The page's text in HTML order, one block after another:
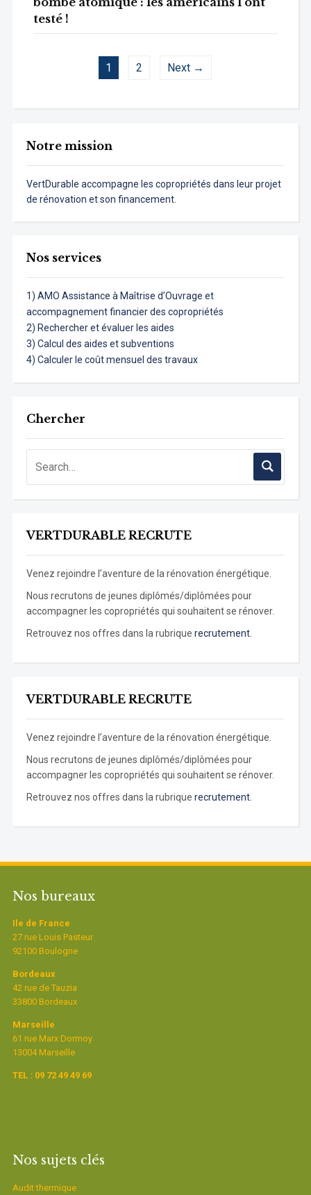
Notre mission
VertDurable accompagne les copropriétés dans leur projet
de rénovation et son financement.
Nos services
1) AMO Assistance à Maîtrise d’Ouvrage et
accompagnement financier des copropriétés
2) Rechercher et évaluer les aides
3) Calcul des aides et subventions
4) Calculer le coût mensuel des travaux
Chercher
VERTDURABLE RECRUTE
Venez rejoindre l’aventure de la rénovation énergétique.
Nous recrutons de jeunes diplômés/diplômées pour
accompagner les copropriétés qui souhaitent se rénover.
Retrouvez nos offres dans la rubrique recrutement.
testé !
1 2 Next →
VERTDURABLE RECRUTE
Venez rejoindre l’aventure de la rénovation énergétique.
Nous recrutons de jeunes diplômés/diplômées pour
accompagner les copropriétés qui souhaitent se rénover.
Retrouvez nos offres dans la rubrique recrutement.
Nos bureaux
Ile de France
27 rue Louis Pasteur
92100 Boulogne
Bordeaux
42 rue de Tauzia
33800 Bordeaux
Marseille
61 rue Marx Dormoy
13004 Marseille
TEL : 09 72 49 49 69
Nos sujets clés
Audit thermique